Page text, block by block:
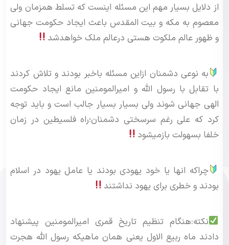
از دلایل بسیار مهم این مسئله اینست که تسلط همزمان ولی
معصوم به مکه و بیت المقدس باعث ایجاد حکومت جهانی
و ظهور عالم ملکوت هستی درعالم ملک خواهدشد
به نوعی دشمنان ازاین مسئله باخبر بودند و تلاش کردند
با تقابل با رسول الله و امیرالمومنین مانع ایجاد حکومت
الهی جهانی شوند ولی بسیار بسیار جالب است و باید توجه
کرد که علی رغم سرسختی دشمنان؛راه فلسیطین در زمان
خلفا بسهولت بازمیشود
چراکه انها یا خود یهودی بودند یا عامل یهود در اسلام
بودند و خطری برای یهود نداشتند
نکته:هنگام تنظیم تاریخ قمری امیرالمومنین پیشنهاد
دادند ماه ربیع الاول یعنی همان ماهیکه رسول الله هجرت